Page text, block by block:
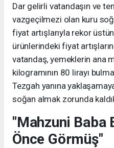
Dar gelirli vatandaşın ve
vazgeçilmezi olan kuru
fiyat artışlarıyla rekor
ürünlerindeki fiyat
vatandaş, yemeklerin ana
kilogramının 80 lirayı
Tezgah yanına
soğan almak zorunda
"Mahzuni Baba
Önce Görmüş"